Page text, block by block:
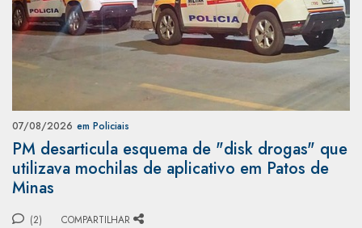
07/08/2026 em Policiais
PM desarticula esquema de "disk drogas" que
utilizava mochilas de aplicativo em Patos de
Minas
(2) COMPARTILHAR